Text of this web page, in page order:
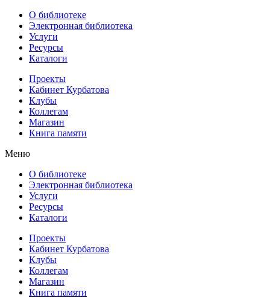
О библиотеке
Электронная библиотека
Услуги
Ресурсы
Каталоги
Проекты
Кабинет Курбатова
Клубы
Коллегам
Магазин
Книга памяти
Меню
О библиотеке
Электронная библиотека
Услуги
Ресурсы
Каталоги
Проекты
Кабинет Курбатова
Клубы
Коллегам
Магазин
Книга памяти